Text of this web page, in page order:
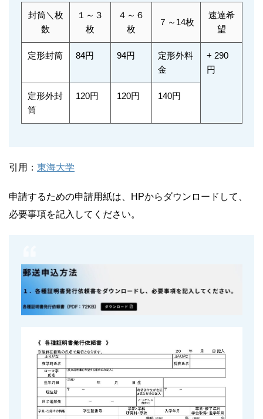
封筒＼枚
数
１～３
枚
４～６
枚
７～14枚
速達希
望
定形封筒 84円 94円
定形外料
金
+ 290
円
定形外封
筒
120円 120円 140円
引用： 東海大学
申請するための申請用紙は、HPからダウンロードして、
必要事項を記入してください。